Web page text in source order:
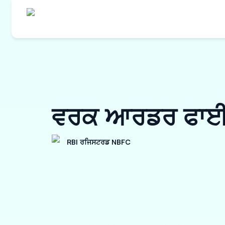
ਵਰਕ ਆਰਡਰ
RBI ਰਜਿਸਟਰਡ NBFC